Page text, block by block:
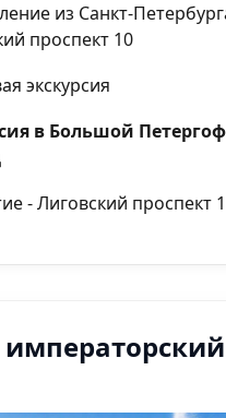
из Санкт-
проспект 10
экскурсия
в Большой
- Лиговский проспект